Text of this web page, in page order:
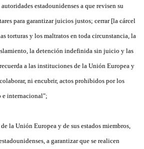
estadounidenses a que revisen su
para garantizar juicios justos; cerrar [la cárcel
torturas y los maltratos en toda circunstancia, la
la detención indefinida sin juicio y las
a las instituciones de la Unión Europea y
ni encubrir, actos prohibidos por los
e internacional";
la Unión Europea y de sus estados miembros,
a garantizar que se realicen